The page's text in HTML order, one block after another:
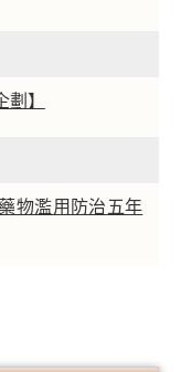
】
物濫用防治五年